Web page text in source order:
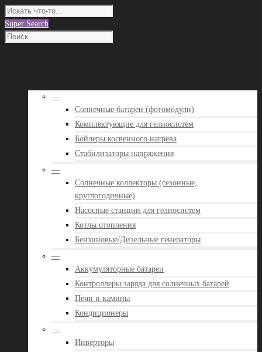
Super Search
—
Солнечные батареи (фотомодули)
Комплектующие для гелиосистем
Бойлеры косвенного нагрева
Стабилизаторы напряжения
—
Солнечные коллекторы (сезонные,
круглогодичные)
Насосные станции для гелиосистем
Котлы отопления
Бензиновые/Дизельные генераторы
—
Аккумуляторные батареи
Контроллеры заряда для солнечных батарей
Печи и камины
Кондиционеры
—
Инверторы